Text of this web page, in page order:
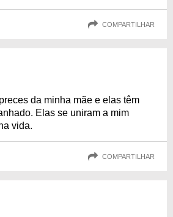
COMPARTILHAR
da minha mãe e elas têm
Elas se uniram a mim
vida.
COMPARTILHAR